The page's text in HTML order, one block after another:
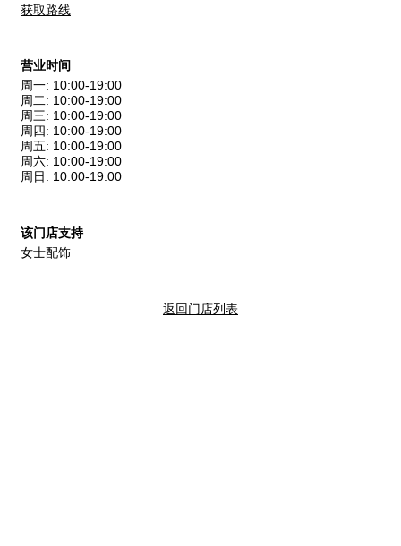
获取路线
营业时间
周一: 10:00-19:00
周二: 10:00-19:00
周三: 10:00-19:00
周四 : 10:00-19:00
周五: 10:00-19:00
周六: 10:00-19:00
周日 : 10:00-19:00
该门店支持
女士配饰
返回门店列表